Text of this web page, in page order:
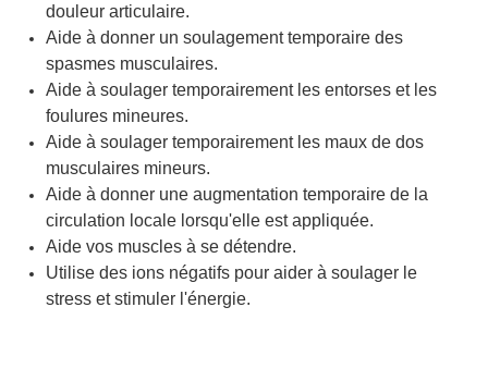
douleur articulaire.
Aide à donner un soulagement temporaire des
spasmes musculaires.
Aide à soulager temporairement les entorses et les
foulures mineures.
Aide à soulager temporairement les maux de dos
musculaires mineurs.
Aide à donner une augmentation temporaire de la
circulation locale lorsqu'elle est appliquée.
Aide vos muscles à se détendre.
Utilise des ions négatifs pour aider à soulager le
stress et stimuler l'énergie.